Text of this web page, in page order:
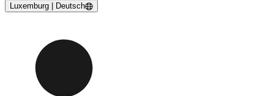
Luxemburg | Deutsch